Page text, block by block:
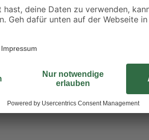
19,99 € 25,99 € 17,29€